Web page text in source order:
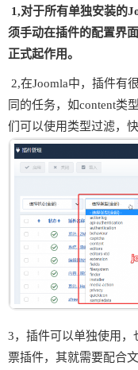
1,对于所有单独安装的
须手动在插件的配置界
正式起作用。
2,在Joomla中，插件有
同的任务，如content类
们可以使用类型过滤，
3，插件可以单独使用，
票插件，其就需要配合